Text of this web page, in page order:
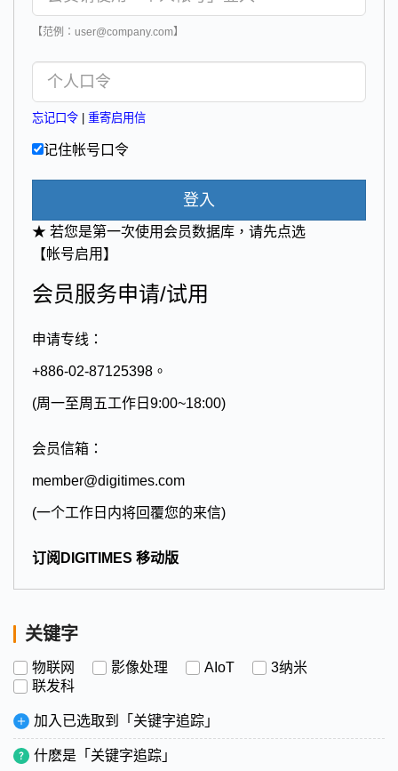
【范例：user@company.com】
忘记口令 重寄启用信
记住帐号口令
登入
★ 若您是第一次使用会员数据库，请先点选
【帐号启用】
会员服务申请/试用
申请专线：
+886-02-87125398。
(周一至周五工作日9:00~18:00)
会员信箱：
member@digitimes.com
(一个工作日内将回覆您的来信)
订阅DIGITIMES 移动版
关键字
物联网 影像处理 AIoT
3纳米
联发科
加入已选取到「关键字追踪」
什麽是「关键字追踪」